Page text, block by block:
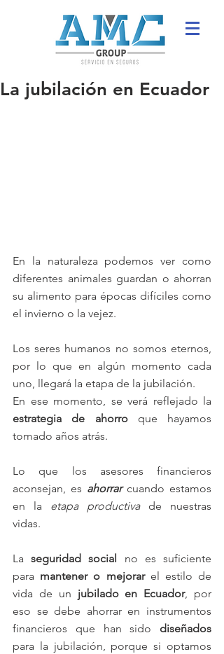
La jubilación en Ecuador
En la naturaleza podemos ver como
diferentes animales guardan o ahorran
su alimento para épocas difíciles como
el invierno o la vejez.
Los seres humanos no somos eternos,
por lo que en algún momento cada
uno, llegará la etapa de la jubilación.
estrategia de ahorro que hayamos
tomado años atrás.
Lo que los asesores financieros
aconsejan, es ahorrar cuando estamos
en la etapa productiva de nuestras
vidas.
La seguridad social
no es suficiente
para mantener o mejorar el estilo de
vida de un jubilado en Ecuador, por
eso se debe ahorrar en instrumentos
financieros que han sido
para la jubilación, porque si optamos